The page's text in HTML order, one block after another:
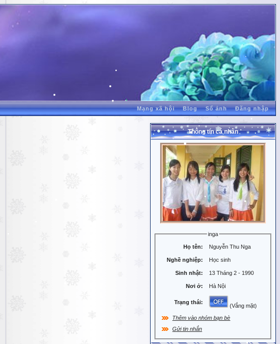
Mạng xã hội Blog Sổ ảnh Đăng nhập
Thông tin cá nhân
inga
Họ tên: Nguyễn Thu Nga
Nghề nghiệp: Học sinh
Sinh nhật: 13 Tháng 2 - 1990
Nơi ở: Hà Nội
Trạng thái:
(Vắng mặt)
Thêm vào nhóm bạn bè
Gửi tin nhắn